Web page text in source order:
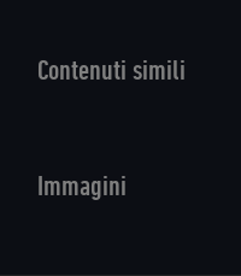
Contenuti simili
Immagini